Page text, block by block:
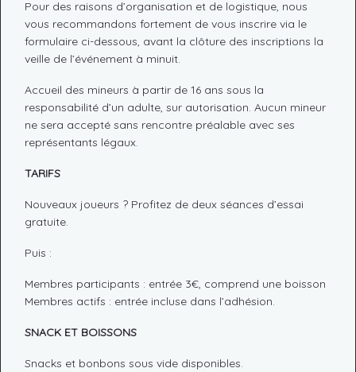
Pour des raisons d’organisation et de logistique, nous
vous recommandons fortement de vous inscrire via le
formulaire ci-dessous, avant la clôture des inscriptions la
veille de l’événement à minuit.
Accueil des mineurs à partir de 16 ans sous la
responsabilité d’un adulte, sur autorisation. Aucun mineur
ne sera accepté sans rencontre préalable avec ses
représentants légaux.
TARIFS
Nouveaux joueurs ? Profitez de deux séances d’essai
gratuite.
Puis :
Membres participants : entrée 3€, comprend une boisson
Membres actifs : entrée incluse dans l’adhésion.
SNACK ET BOISSONS
Snacks et bonbons sous vide disponibles.